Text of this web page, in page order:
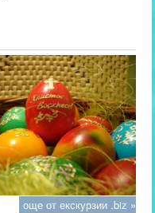
още от екскурзии .biz »